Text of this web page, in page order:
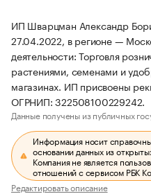
ИП Шварцман Александр
27.04.2022, в регионе —
деятельности: Торговля
растениями, семенами и
магазинах. ИП присвоены
ОГРНИП: 322508100229242.
Данные получены из публичных
Информация носит
основании данных из
Компания не является
отношений с сервисом РБК
Редактировать описание